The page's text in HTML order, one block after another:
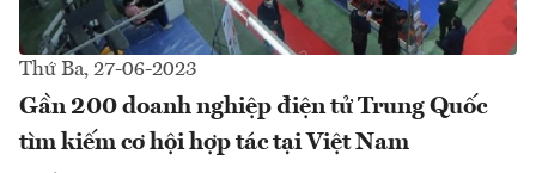
Thứ Ba, 27-06-2023
Gần 200 doanh nghiệp điện tử Trung Quốc
tìm kiếm cơ hội hợp tác tại Việt Nam